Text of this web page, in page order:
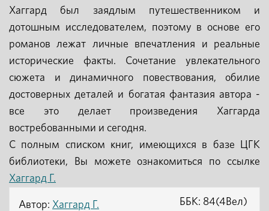
Хаггард был заядлым путешественником и
дотошным исследователем, поэтому в основе его
романов лежат личные впечатления и реальные
исторические факты. Сочетание увлекательного
сюжета и динамичного повествования, обилие
достоверных деталей и богатая фантазия автора -
все это делает произведения Хаггарда
востребованными и сегодня.
С полным списком книг, имеющихся в базе ЦГК
библиотеки, Вы можете ознакомиться по ссылке
Хаггард Г.
Автор: Хаггард Г. ББК: 84(4Вел)